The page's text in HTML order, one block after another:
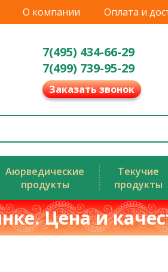
О компании Оплата и
7(495) 434-66-29
7(499) 739-95-29
Заказать звонок
Аюрведические
продукты
Текучие
продукты
Цена и